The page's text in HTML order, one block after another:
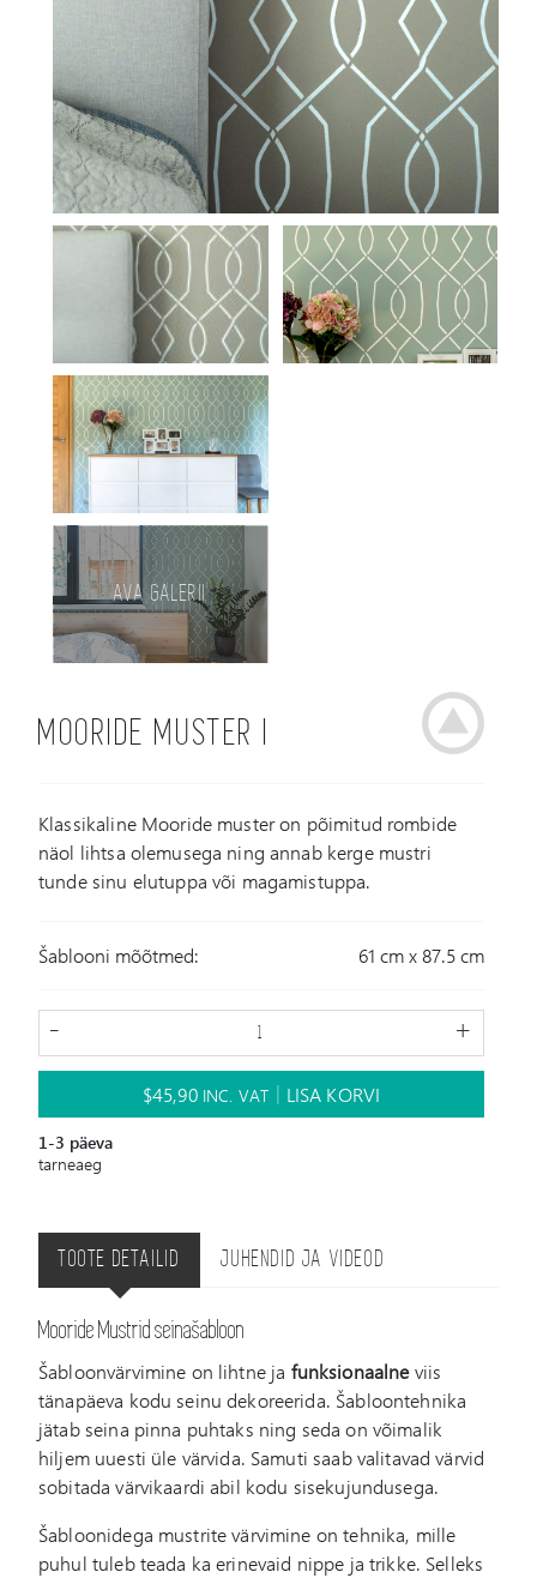
AVA GALERII
MOORIDE MUSTER I
Klassikaline Mooride muster on põimitud rombide
näol lihtsa olemusega ning annab kerge mustri
tunde sinu elutuppa või magamistuppa.
Šablooni mõõtmed: 61 cm x 87.5 cm
- +
$45,90 INC. VAT LISA KORVI
1-3 päeva
tarneaeg
TOOTE DETAILID JUHENDID JA VIDEOD
Mooride Mustrid seinašabloon
Šabloonvärvimine on lihtne ja funksionaalneviis
tänapäeva kodu seinu dekoreerida. Šabloontehnika
jätab seina pinna puhtaks ning seda on võimalik
hiljem uuesti üle värvida. Samuti saab valitavad värvid
sobitada värvikaardi abil kodu sisekujundusega.
Šabloonidega mustrite värvimine on tehnika, mille
puhul tuleb teada ka erinevaid nippe ja trikke. Selleks